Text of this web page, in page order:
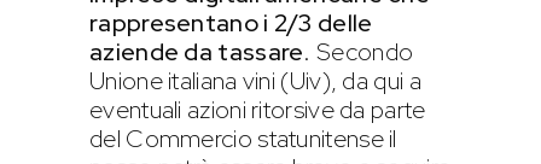
rappresentano i 2/3 delle
aziende da tassare. Secondo
Unione italiana vini (Uiv), da qui a
eventuali azioni ritorsive da parte
del Commercio statunitense il